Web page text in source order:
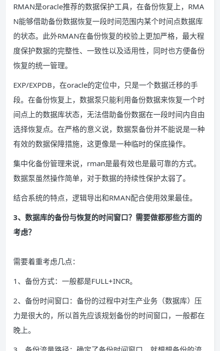
RMAN是oracle推荐的数据保护工具，在备份恢复上，RMA
N能够借助备份数据恢复一段时间范围内某个时间点数据库
的状态。此外RMAN在备份恢复的校验上更加严格，最大程
度保护数据的完整性、一致性以及适用性，同时也方便备份
恢复的统一管理。
EXP/EXPDB，在oracle的定位中，只是一个数据迁移的手
段。在备份恢复上，数据泵只能利用备份数据来恢复一个时
间点上的数据库状态，无法借助备份数据在一段时间内自由
选择恢复点。在严格的意义说，数据泵备份并不能说是一种
有效的数据保障措施，这更像是一种临时的保底操作。
集中化备份管理来说，rman是最有效也是最可靠的方式。
数据泵虽然操作简单，对于数据的持续性保护太弱了。
结合系统的特点，逻辑导出和RMAN配合使用效果最佳。
3、数据库的备份与恢复的时间窗口？需要做都那些方面的
考虑？
需要着重考虑几点：
1、备份方式：一般都是FULL+INCR。
2、备份时间窗口：备份的过程中对生产业务（数据库）压
力是很大的，所以首先应该规划备份的时间窗口，一般都在
晚上。